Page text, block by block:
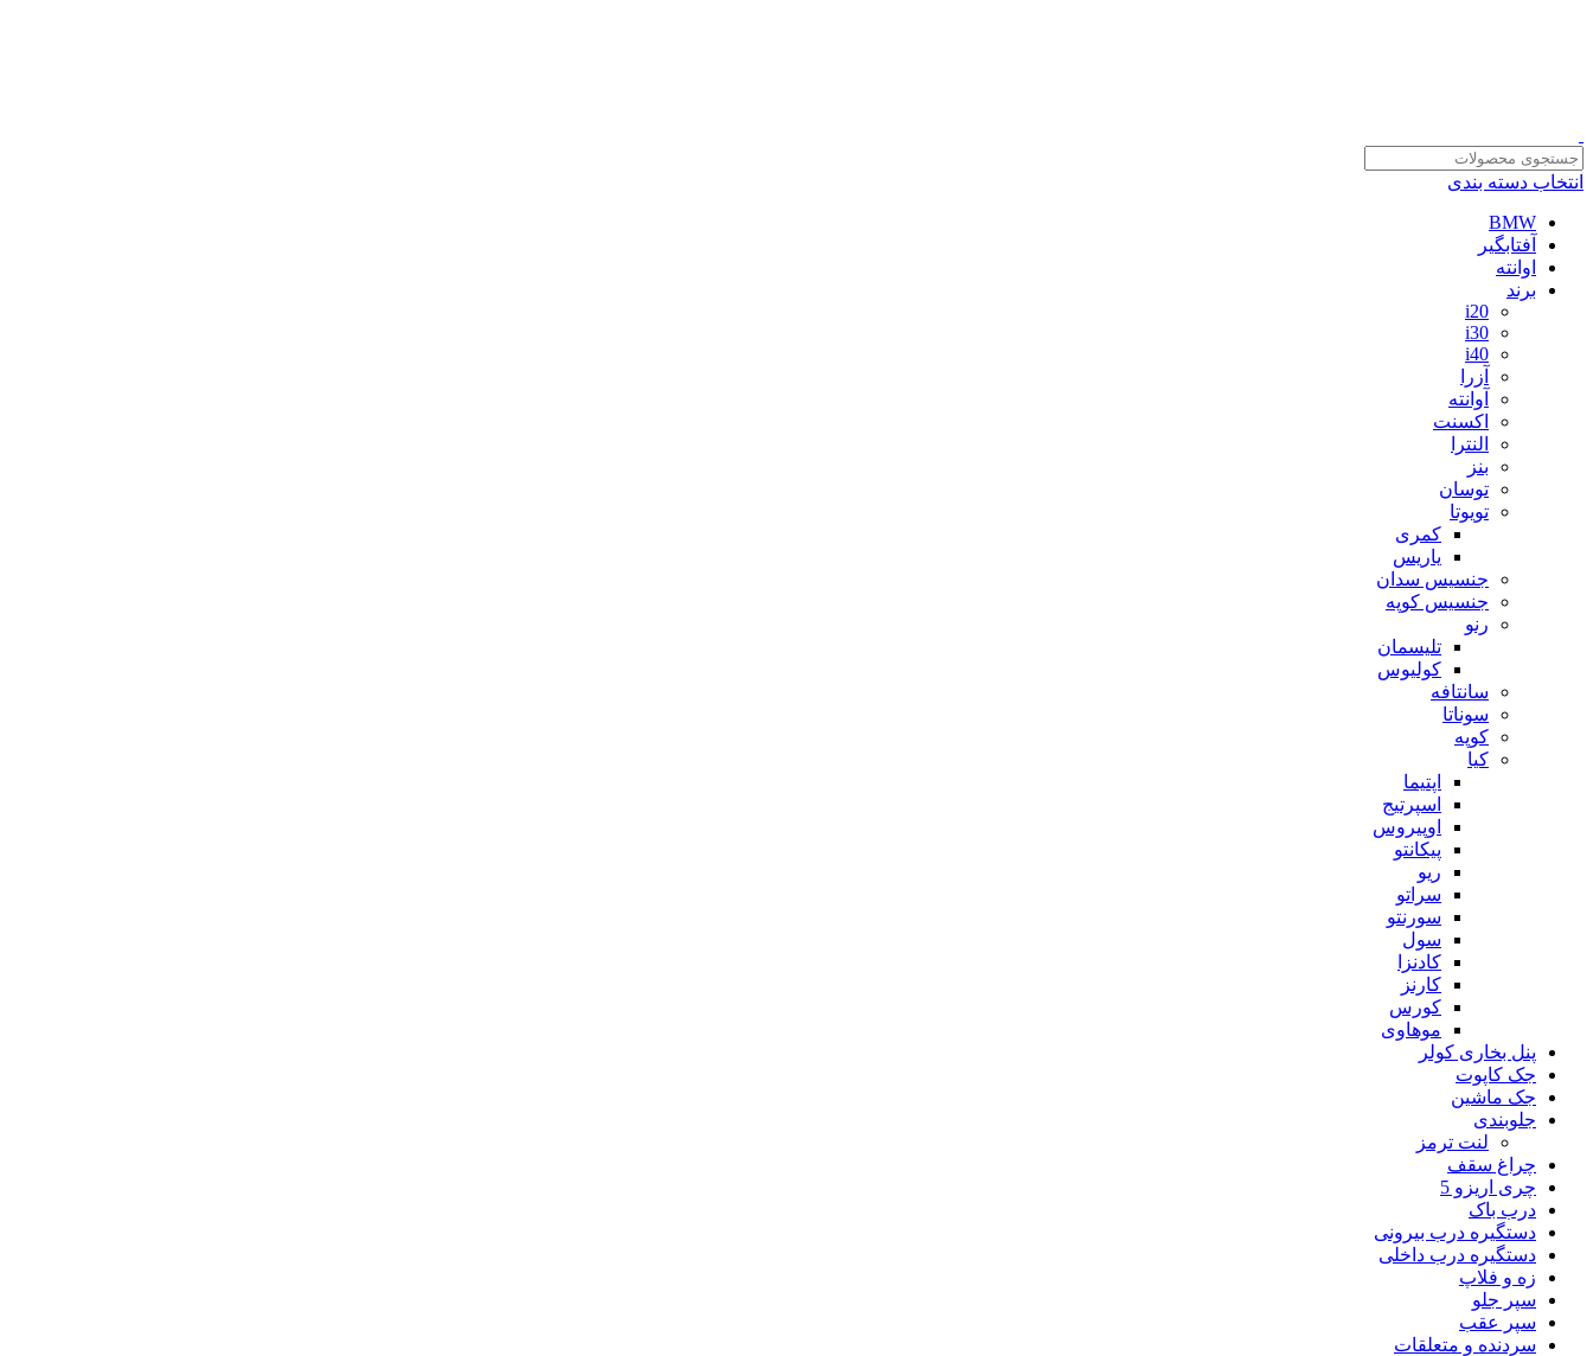
انتخاب دسته بندی
BMW
آفتابگیر
اوانته
برند
i20
i30
i40
آزرا
آوانته
اکسنت
النترا
بنز
توسان
تویوتا
کمری
یاریس
جنسیس سدان
جنسیس کوپه
رنو
تلیسمان
کولیوس
سانتافه
سوناتا
کوپه
کیا
اپتیما
اسپرتیج
اوپیروس
پیکانتو
ریو
سراتو
سورنتو
سول
کادنزا
کارنز
کورس
موهاوی
پنل بخاری کولر
جک کاپوت
جک ماشین
جلوبندی
لنت ترمز
چراغ سقف
چری اریزو 5
درب باک
دستگیره درب بیرونی
دستگیره درب داخلی
زه و فلاپ
سپر جلو
سپر عقب
سردنده و متعلقات